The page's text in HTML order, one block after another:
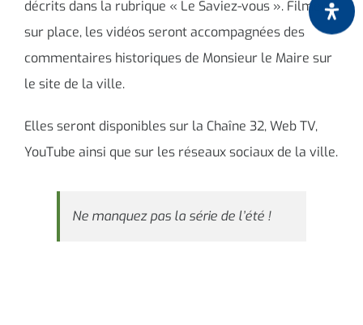
décrits dans la rubrique « Le Saviez-vous ». Filmées
sur place, les vidéos seront accompagnées des
commentaires historiques de Monsieur le Maire sur
le site de la ville.
Elles seront disponibles sur la Chaîne 32, Web TV,
YouTube ainsi que sur les réseaux sociaux de la ville.
Ne manquez pas la série de l’été !